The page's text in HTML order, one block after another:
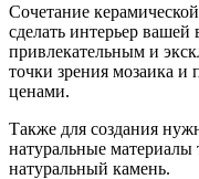
Сочетание
сделать интерьер
привлекательным и
точки зрения мозаика и
ценами.
Также для создания
натуральные
натуральный камень.